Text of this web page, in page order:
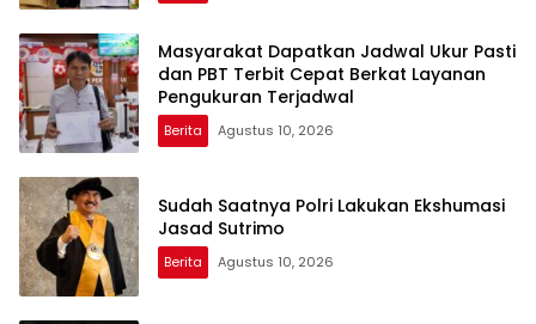
Masyarakat Dapatkan Jadwal Ukur Pasti
dan PBT Terbit Cepat Berkat Layanan
Pengukuran Terjadwal
Berita Agustus 10, 2026
Sudah Saatnya Polri Lakukan Ekshumasi
Jasad Sutrimo
Berita Agustus 10, 2026